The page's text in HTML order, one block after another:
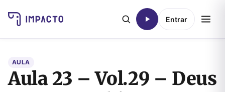
Entrar
AULA
Aula 23 – Vol.29 – Deus